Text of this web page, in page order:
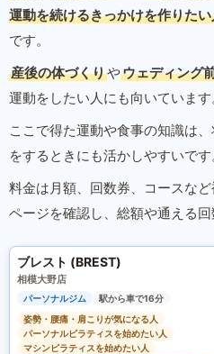
運動を続けるきっかけを作りた
です。
産後の体づくりやウェディング
運動をしたい人にも向いています
ここで得た運動や食事の知識は
をするときにも活かしやすいです
料金は月額、回数券、コースな
ページを確認し、総額や通える回
ブレスト (BREST)
相模大野店
パーソナルジム
駅から車で16分
姿勢・腰痛・肩こりが気になる人
パーソナルピラティスを始めたい人
マシンピラティスを始めたい人